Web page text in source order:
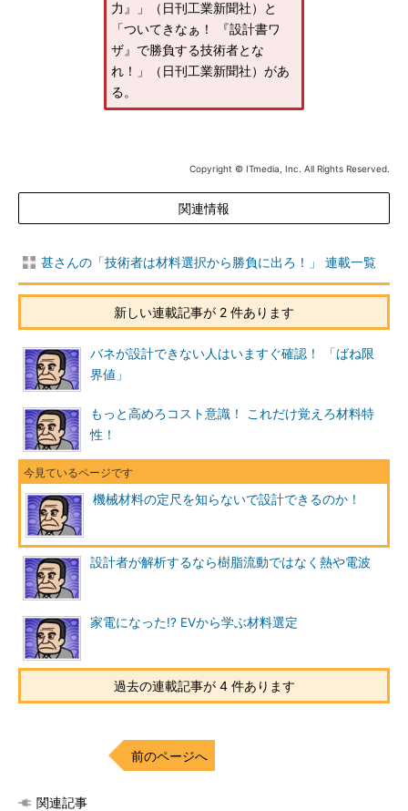
力』」（日刊工業新聞社）と
「ついてきなぁ！ 『設計書ワ
ザ』で勝負する技術者とな
れ！」（日刊工業新聞社）があ
る。
Copyright © ITmedia, Inc. All Rights Reserved.
関連情報
甚さんの「技術者は材料選択から勝負に出ろ！」 連載一覧
新しい連載記事が 2 件あります
バネが設計できない人はいますぐ確認！ 「ばね限
界値」
もっと高めろコスト意識！ これだけ覚えろ材料特
性！
機械材料の定尺を知らないで設計できるのか！
設計者が解析するなら樹脂流動ではなく熱や電波
家電になった!? EVから学ぶ材料選定
過去の連載記事が 4 件あります
前のページへ
関連記事